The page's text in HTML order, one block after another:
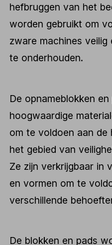
hefbruggen van het
worden gebruikt om
zware machines
te onderhouden.
De opnameblokken
hoogwaardige
om te voldoen aan de
het gebied van
Ze zijn verkrijgbaar in
en vormen om te
verschillende
De blokken en pads